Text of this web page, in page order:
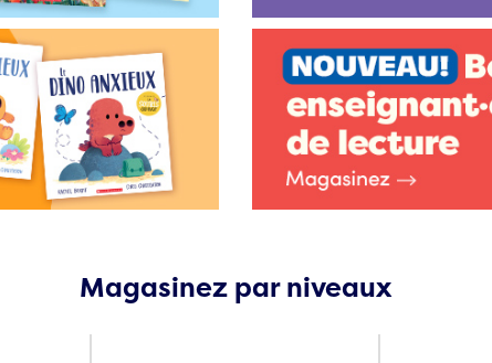
Magasinez par niveaux